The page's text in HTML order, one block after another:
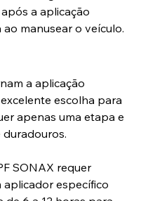
a aplicação
manusear o veículo.
a aplicação
escolha para
apenas uma etapa e
SONAX requer
aplicador específico